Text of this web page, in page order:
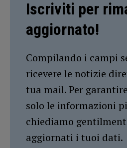
Iscriviti per
aggiornato!
Compilando i campi
ricevere le notizie
tua mail. Per
solo le informazioni
chiediamo
aggiornati i tuoi dati.